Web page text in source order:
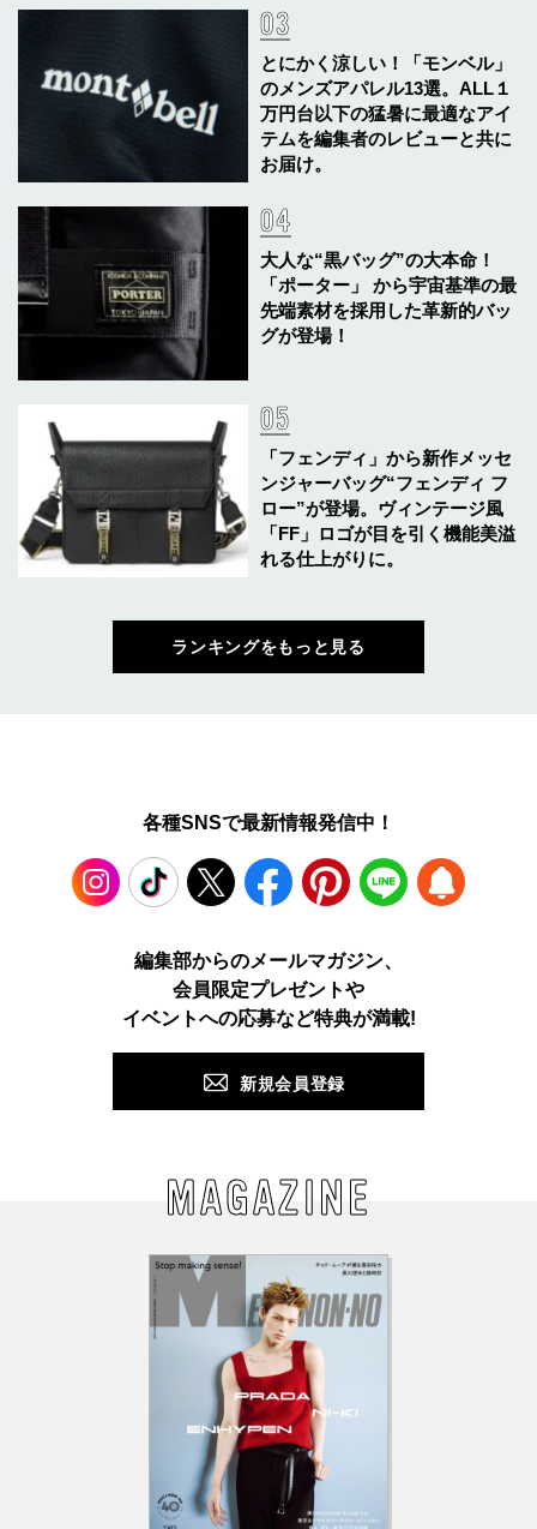
とにかく涼しい！「モンベル」
のメンズアパレル13選。ALL１
万円台以下の猛暑に最適なアイ
テムを編集者のレビューと共に
お届け。
大人な“黒バッグ”の大本命！
「ポーター」 から宇宙基準の最
先端素材を採用した革新的バッ
グが登場！
「フェンディ」から新作メッセ
ンジャーバッグ“フェンディ フ
ロー”が登場。ヴィンテージ風
「FF」ロゴが目を引く機能美溢
れる仕上がりに。
ランキングをもっと見る
各種SNSで最新情報発信中！
TikTok Facebook Pinterest LINE
編集部からのメールマガジン、
会員限定プレゼントや
イベントへの応募など特典が満載!
新規会員登録
MAGAZINE